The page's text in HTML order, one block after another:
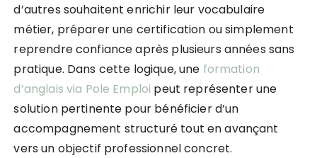
d’autres souhaitent enrichir leur vocabulaire
métier, préparer une certification ou simplement
reprendre confiance après plusieurs années sans
pratique. Dans cette logique, une formation
d’anglais via Pole Emploi peut représenter une
solution pertinente pour bénéficier d’un
accompagnement structuré tout en avançant
vers un objectif professionnel concret.